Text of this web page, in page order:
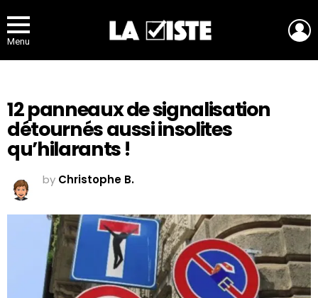
Menu
12 panneaux de signalisation
détournés aussi insolites
qu’hilarants !
by Christophe B.